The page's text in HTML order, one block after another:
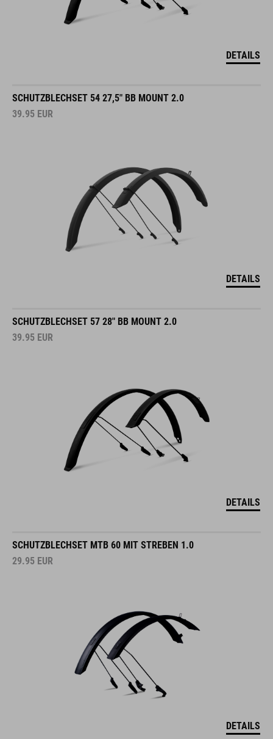
DETAILS
SCHUTZBLECHSET 54 27,5" BB MOUNT 2.0
39.95 EUR
DETAILS
SCHUTZBLECHSET 57 28" BB MOUNT 2.0
39.95 EUR
DETAILS
SCHUTZBLECHSET MTB 60 MIT STREBEN 1.0
29.95 EUR
DETAILS